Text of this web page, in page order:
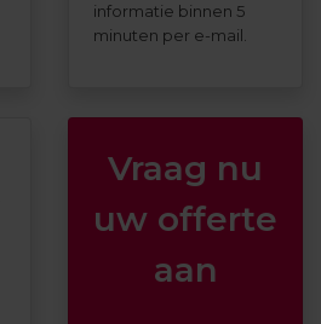
informatie binnen 5
minuten per e-mail.
Vraag nu
uw offerte
aan